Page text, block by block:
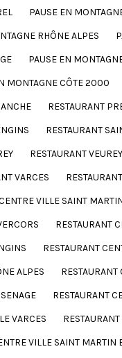
PAUSE EN
RHÔNE ALPES
PAUSE EN
MONTAGNE CÔTE 2000
RESTAURANT
RESTAURANT
RESTAURANT
VARCES
VILLE SAINT
RESTAURANT
RESTAURANT
ALPES RESTAURANT
RESTAURANT
VARCES
VILLE SAINT MARTIN